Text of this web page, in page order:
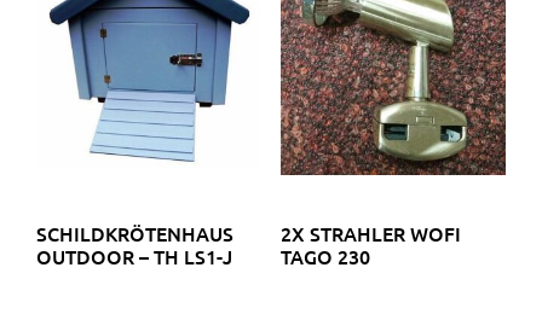
SCHILDKRÖTENHAUS
OUTDOOR – TH LS1-J
2X STRAHLER WOFI
TAGO 230